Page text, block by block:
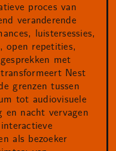
proces van
veranderende
luistersessies,
open repetities,
met
Nest
grenzen tussen
tot audiovisuele
en nacht vervagen
als bezoeker